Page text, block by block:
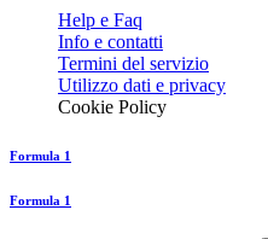
Help e Faq
Info e contatti
Termini del servizio
Utilizzo dati e privacy
Cookie Policy
Formula 1
Formula 1